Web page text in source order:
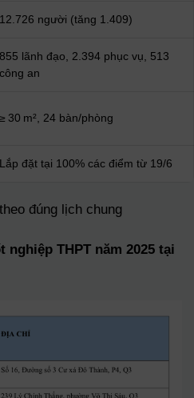
12.726 người (tăng 1.409)
855 lãnh đạo, 2.394 phục vụ, 513
công an
≥ 30 m², 24 bàn/phòng
Lắp đặt tại 100% các điểm từ 19/6
đúng lịch chung
nghiệp THPT năm 2025 tại